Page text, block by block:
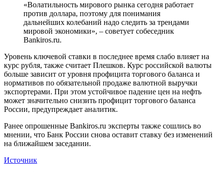
«Волатильность мирового рынка сегодня работает
против доллара, поэтому для понимания
дальнейших колебаний надо следить за трендами
мировой экономики», – советует собеседник
Bankiros.ru.
Уровень ключевой ставки в последнее время слабо влияет на
курс рубля, также считает Плешков. Курс российской валюты
больше зависит от уровня профицита торгового баланса и
нормативов по обязательной продаже валютной выручки
экспортерами. При этом устойчивое падение цен на нефть
может значительно снизить профицит торгового баланса
России, предупреждает аналитик.
Ранее опрошенные Bankiros.ru эксперты также сошлись во
мнении, что Банк России снова оставит ставку без изменений
на ближайшем заседании.
Источник